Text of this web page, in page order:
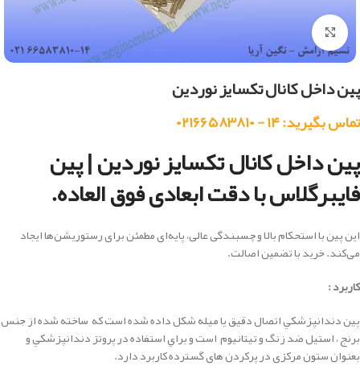
بزرگنمایی تصویر
پین داخل کانال تکسایز نوردین
تماس بگیرید: ۱۴ - ۰۲۱۶۶۵۸۳۸۱۰
پین داخل کانال تکسایز نوردین | پین
فایبرگلاس با دقت ابعادی فوق العاده.
این پین با استحکام بالا و چسبندگی عالی، پایه‌ای مطمئن برای رستوریشن‌ها ایجاد
می‌کند. خرید با تضمین اصالت.
کاربرد :
پين دندانپزشكي اتصال دقيق يا ميله شكل داده شده است که ساخته شده از جنس
برنج ، استیل ضد زنگ و تیتانیوم است و براي استفاده در پروتز دندانپزشكي و
بعنوان ستون مرکزی در پرکردن های گسترده کاربرد دارد.